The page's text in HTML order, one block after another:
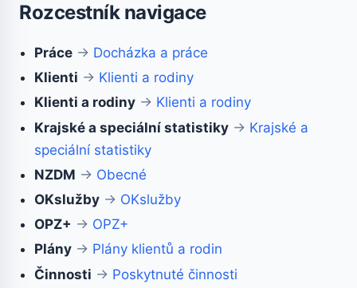
Rozcestník navigace
Práce → Docházka a práce
Klienti → Klienti a rodiny
Klienti a rodiny → Klienti a rodiny
Krajské a speciální statistiky → Krajské a
speciální statistiky
NZDM → Obecné
OKslužby → OKslužby
OPZ+ → OPZ+
Plány → Plány klientů a rodin
Činnosti → Poskytnuté činnosti